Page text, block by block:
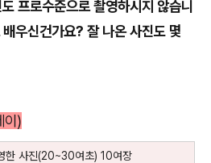
프로수준으로 촬영하시지 않습니
우신건가요? 잘 나온 사진도 몇
이)
한 사진(20~30여초) 10여장